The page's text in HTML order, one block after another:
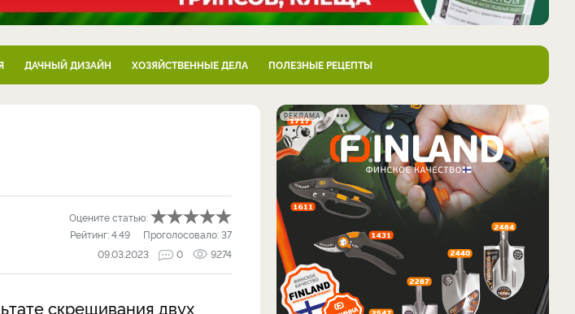
ДАЧНЫЙ ДИЗАЙН ХОЗЯЙСТВЕННЫЕ ДЕЛА ПОЛЕЗНЫЕ РЕЦЕПТЫ
Оцените статью:
Рейтинг:4.49 Проголосовало:37
09.03.2023
0 9274
скрещивания двух
РЕКЛАМА